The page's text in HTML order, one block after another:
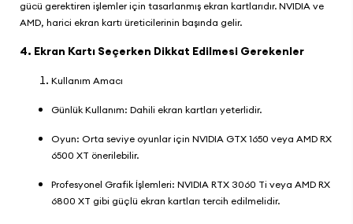
gücü gerektiren işlemler için tasarlanmış ekran kartlarıdır. NVIDIA ve
AMD, harici ekran kartı üreticilerinin başında gelir.
4. Ekran Kartı Seçerken Dikkat Edilmesi Gerekenler
Kullanım Amacı
Günlük Kullanım: Dahili ekran kartları yeterlidir.
Oyun: Orta seviye oyunlar için NVIDIA GTX 1650 veya AMD RX
6500 XT önerilebilir.
Profesyonel Grafik İşlemleri: NVIDIA RTX 3060 Ti veya AMD RX
6800 XT gibi güçlü ekran kartları tercih edilmelidir.